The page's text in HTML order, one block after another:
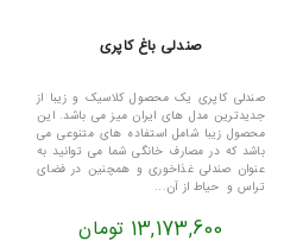
صندلی باغ کاپری
صندلی کاپری یک محصول کلاسیک و زیبا از
جدیدترین مدل های ایران میز می باشد. این
محصول زیبا شامل استفاده های متنوعی می
باشد که در مصارف خانگی شما می توانید به
عنوان صندلی غذاخوری و همچنین در فضای
تراس و حیاط از آن...
13,173,600 تومان